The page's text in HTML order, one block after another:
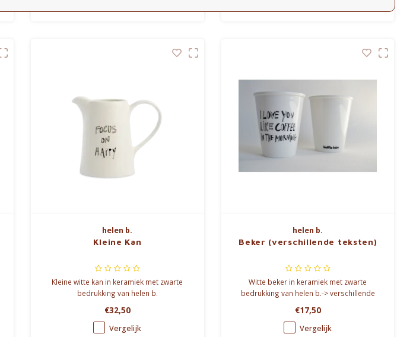
helen b.
Kleine Kan
Kleine witte kan in keramiek met zwarte
bedrukking van helen b.
€32,50
Vergelijk
helen b.
Beker (verschillende teksten)
Witte beker in keramiek met zwarte
bedrukking van helen b.-> verschillende
€17,50
Vergelijk